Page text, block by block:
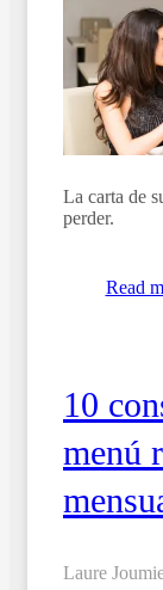
La carta de
perder.
Read
10
menú
Laure